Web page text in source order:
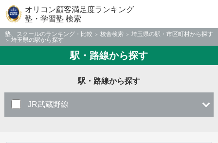
オリコン顧客満足度ランキング
塾・学習塾 検索
塾、スクールのランキング・比較 校舎検索
埼玉県の駅・市区町村から探す
埼玉県の駅から探す
駅・路線から探す
駅・路線から探す
JR武蔵野線